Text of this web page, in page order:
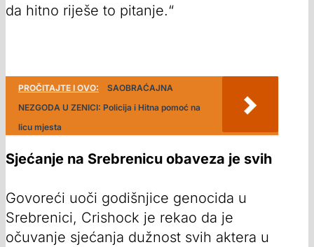
da hitno riješe to pitanje.“
PROČITAJTE I OVO:
SAOBRAĆAJNA
NEZGODA U ZENICI: Policija i Hitna pomoć na
licu mjesta
Sjećanje na Srebrenicu obaveza je svih
Govoreći uoči godišnjice genocida u
Srebrenici, Crishock je rekao da je
očuvanje sjećanja dužnost svih aktera u